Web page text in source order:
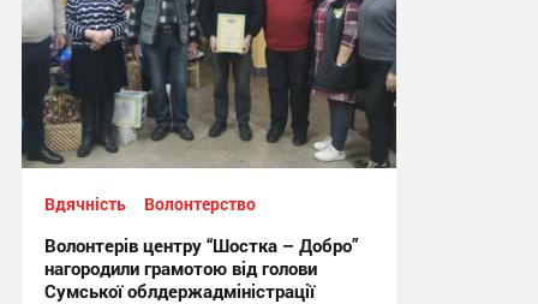
Вдячність Волонтерство
Волонтерів центру “Шостка – Добро”
нагородили грамотою від голови
Сумської облдержадміністрації